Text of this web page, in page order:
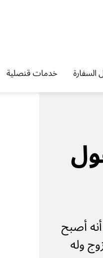
خدمات قنصلية
منذ 6 مايو/أيار 2025. كما أنه أصبح
متزوج وله